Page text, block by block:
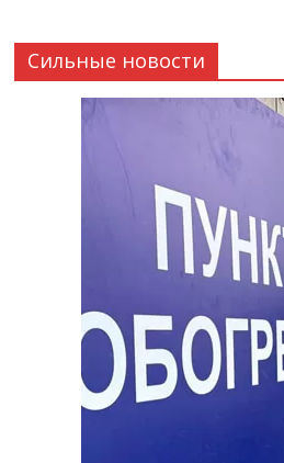
Сильные новости